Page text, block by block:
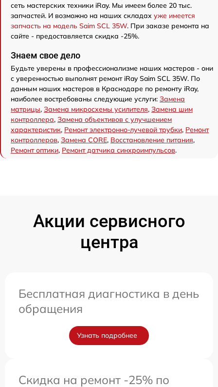
сеть мастерских техники iRay. Мы имеем более 20 тыс.
запчастей. И возможно на наших складах уже имеется
запчасть на модель Saim SCL 35W. При заказе ремонта на
сайте - предоставляется скидка -25%.
Знаем свое дело
Будьте уверены в профессионализме наших мастеров - они
с уверенностью выполнят ремонт iRay Saim SCL 35W. По
данным наших мастеров в Краснодаре по ремонту iRay,
наиболее востребованы следующие услуги: Замена
матрицы, Замена микросхемы усилителя, Замена шим
контроллера, Замена объективов с улучшением
характеристик, Ремонт электронно-лучевой трубки, Ремонт
контроллеров, Замена CORE, Восстановление питания,
Ремонт оптики, Ремонт датчика синхроимпульсов.
Акции сервисного
центра
Бесплатная диагностика в день
обращения
Узнать подробнее
Скидка на ремонт -25% по